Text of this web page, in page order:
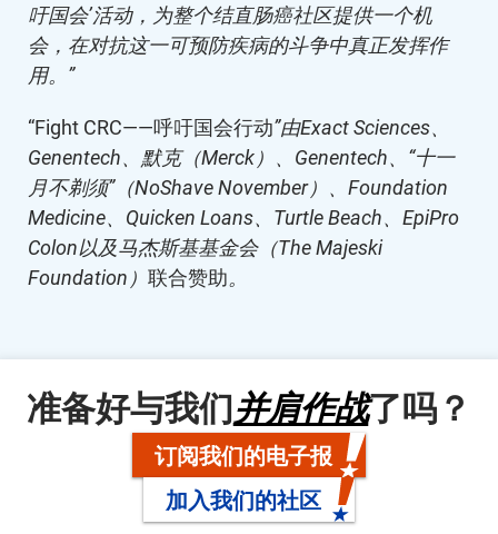
吁国会’活动，为整个结直肠癌社区提供一个机
会，在对抗这一可预防疾病的斗争中真正发挥作
用。”
“Fight CRC——呼吁国会行动”由Exact Sciences、
Genentech、默克（Merck）、Genentech、“十一
月不剃须”（NoShave November）、Foundation
Medicine、Quicken Loans、Turtle Beach、EpiPro
Colon以及马杰斯基基金会（The Majeski
Foundation） 联合赞助。
准备好与我们并肩作战了吗？
订阅我们的电子报
加入我们的社区